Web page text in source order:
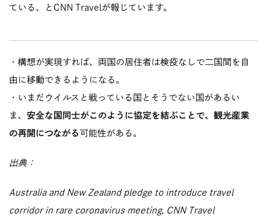
ている、とCNN Travelが報じています。
・構想が実現すれば、両国の居住者は検疫なしで二国間を自
由に移動できるようになる。
・いまだウイルスと戦っている国とそうでない国があるい
ま、 安全な国同士がこのように協定を結ぶことで、観光産業
の再開につながる可能性がある。
出典：
Australia and New Zealand pledge to introduce travel
corridor in rare coronavirus meeting, CNN Travel